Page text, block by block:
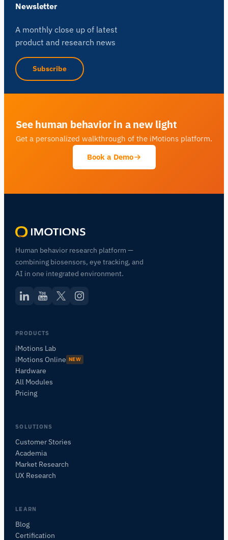
Newsletter
A monthly close up of latest
product and research news
Subscribe
See human behavior in a new light
Get a personalized walkthrough of the iMotions platform.
Book a Demo
Human behavior research platform —
combining biosensors, eye tracking, and
AI in one integrated environment.
PRODUCTS
iMotions Lab
iMotions Online NEW
Hardware
All Modules
Pricing
SOLUTIONS
Customer Stories
Academia
Market Research
UX Research
LEARN
Blog
Certification
Posez des questions sur les méthodes de